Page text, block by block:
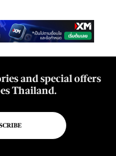
and special offers
Thailand.